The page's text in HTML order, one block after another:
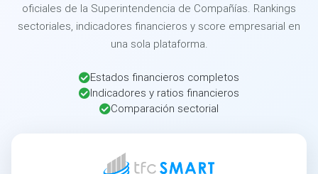
oficiales de la Superintendencia de Compañías. Rankings
sectoriales, indicadores financieros y score empresarial en
una sola plataforma.
Estados financieros completos
Indicadores y ratios financieros
Comparación sectorial